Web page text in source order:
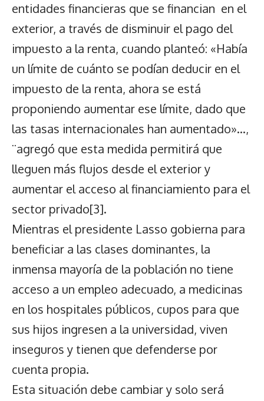
entidades financieras que se financian en el
exterior, a través de disminuir el pago del
impuesto a la renta, cuando planteó: «Había
un límite de cuánto se podían deducir en el
impuesto de la renta, ahora se está
proponiendo aumentar ese límite, dado que
las tasas internacionales han aumentado»…,
¨agregó que esta medida permitirá que
lleguen más flujos desde el exterior y
aumentar el acceso al financiamiento para el
sector privado[3].
Mientras el presidente Lasso gobierna para
beneficiar a las clases dominantes, la
inmensa mayoría de la población no tiene
acceso a un empleo adecuado, a medicinas
en los hospitales públicos, cupos para que
sus hijos ingresen a la universidad, viven
inseguros y tienen que defenderse por
cuenta propia.
Esta situación debe cambiar y solo será